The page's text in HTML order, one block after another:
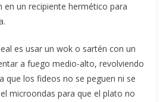
en un recipiente hermético para
es usar un wok o sartén con un
a fuego medio-alto, revolviendo
que los fideos no se peguen ni se
microondas para que el plato no